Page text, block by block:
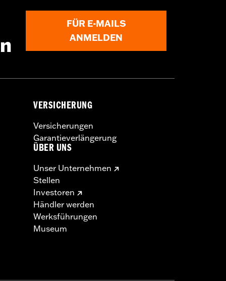
wurden, dürfen nicht auf
werden. Diese
aber NICHT in Kalifornien für
Richtlinien zur Manipulation
Produkte sind nur für
FÜR E-MAILS
ANMELDEN
VERSICHERUNG
Versicherungen
Garantieverlängerung
ÜBER UNS
Unser Unternehmen
Stellen
Investoren
Händler werden
Werksführungen
Museum